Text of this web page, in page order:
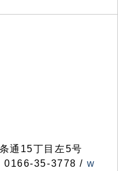
通15丁目左5号
0166-35-3778 / w